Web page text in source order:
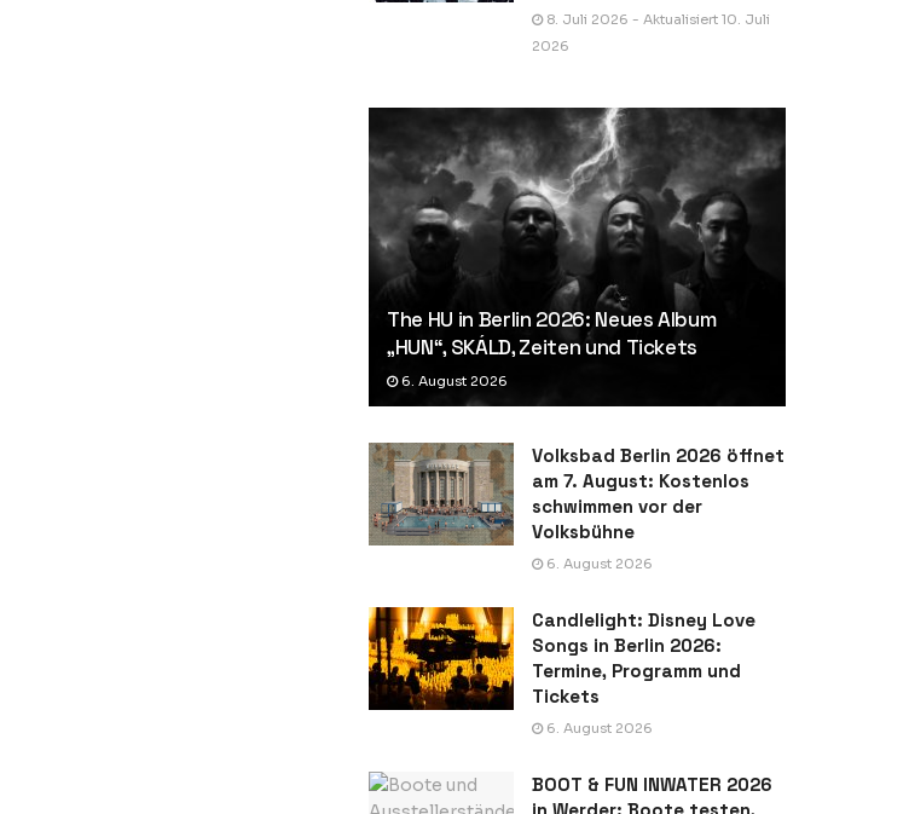
8. Juli 2026 - Aktualisiert 10. Juli
2026
The HU in Berlin 2026: Neues Album
„HUN“, SKÁLD, Zeiten und Tickets
6. August 2026
Volksbad Berlin 2026 öffnet
am 7. August: Kostenlos
schwimmen vor der
Volksbühne
6. August 2026
Candlelight: Disney Love
Songs in Berlin 2026:
Termine, Programm und
Tickets
6. August 2026
BOOT & FUN INWATER 2026
in Werder: Boote testen,